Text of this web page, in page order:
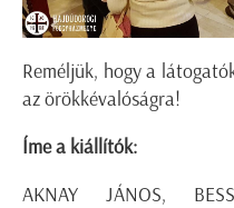
Reméljük, hogy a
az örökkévalóságra!
Íme a kiállítók:
AKNAY JÁNOS,